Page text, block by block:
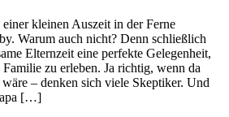
kleinen Auszeit in der Ferne
Warum auch nicht? Denn schließlich
Elternzeit eine perfekte Gelegenheit,
Familie zu erleben. Ja richtig, wenn da
– denken sich viele Skeptiker. Und
[…]